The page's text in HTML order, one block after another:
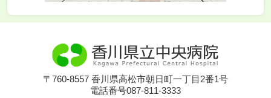
〒760-8557 香川県高松市朝日町一丁目2番1号
電話番号087-811-3333